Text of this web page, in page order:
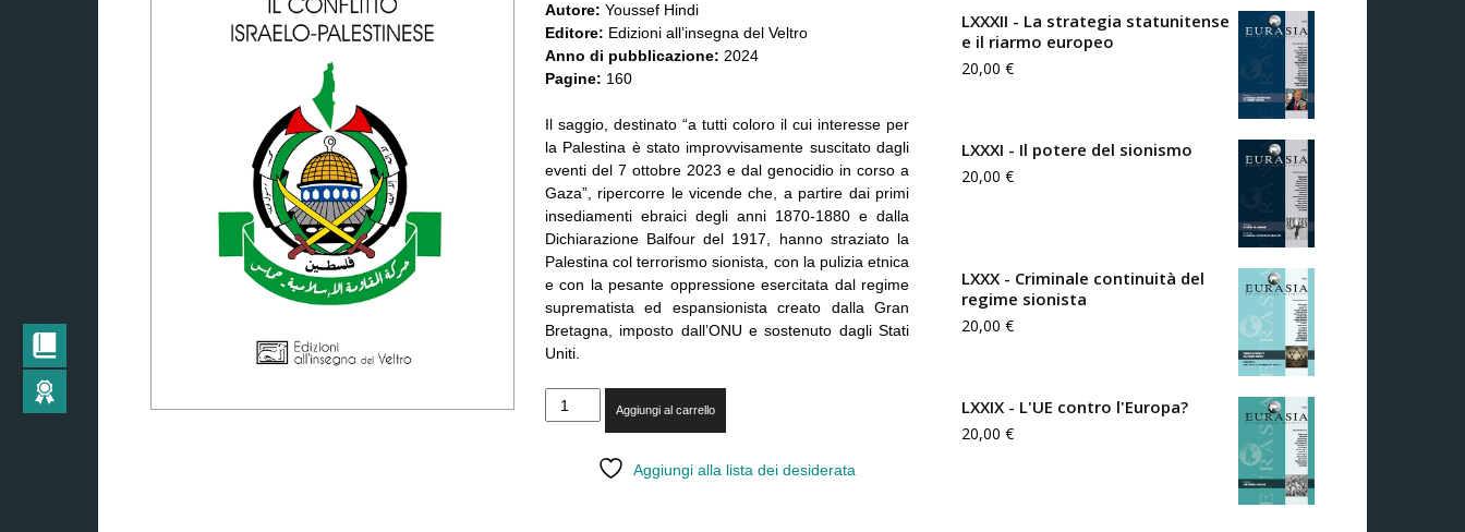
Rivista
di
studi
geopolitici
Autore: Youssef Hindi
Editore: Edizioni all’insegna del Veltro
Anno di pubblicazione: 2024
Pagine: 160
Il saggio, destinato “a tutti coloro il cui interesse per
la Palestina è stato improvvisamente suscitato dagli
eventi del 7 ottobre 2023 e dal genocidio in corso a
Gaza”, ripercorre le vicende che, a partire dai primi
insediamenti ebraici degli anni 1870-1880 e dalla
Dichiarazione Balfour del 1917, hanno straziato la
Palestina col terrorismo sionista, con la pulizia etnica
e con la pesante oppressione esercitata dal regime
suprematista ed espansionista creato dalla Gran
Bretagna, imposto dall’ONU e sostenuto dagli Stati
Uniti.
Youssef
Hindi
Aggiungi al carrello
Aggiungi alla lista dei desiderata
LXXXII - La strategia statunitense
e il riarmo europeo
20,00 €
LXXXI - Il potere del sionismo
20,00 €
LXXX - Criminale continuità del
regime sionista
20,00 €
LXXIX - L'UE contro l'Europa?
20,00 €